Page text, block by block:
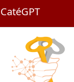
Zobacz profil
Lacroix